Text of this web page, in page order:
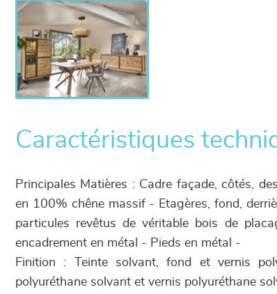
Caractéristiques
Principales Matières : Cadre façade, côtés,
en 100% chêne massif - Etagères, fond,
particules revêtus de véritable bois de
encadrement en métal - Pieds en métal -
Finition : Teinte solvant, fond et vernis
polyuréthane solvant et vernis polyuréthane